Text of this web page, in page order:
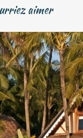
aimer